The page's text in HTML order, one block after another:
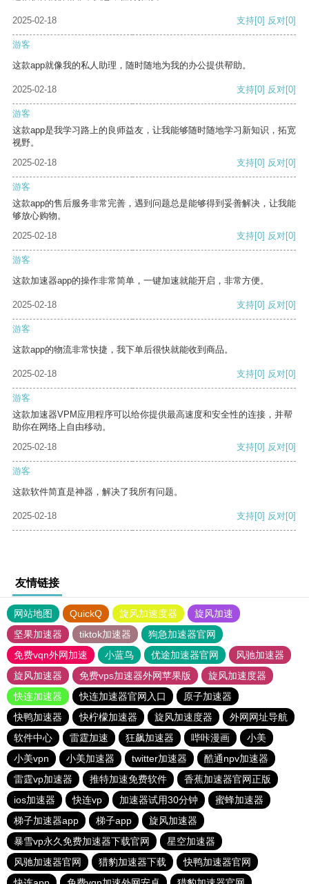
2025-02-18 支持[0] 反对[0]
游客
这款app就像我的私人助理，随时随地为我的办公提供帮助。
2025-02-18 支持[0] 反对[0]
游客
这款app是我学习路上的良师益友，让我能够随时随地学习新知识，拓宽
视野。
2025-02-18
支持[0] 反对[0]
游客
这款app的售后服务非常完善，遇到问题总是能够得到妥善解决，让我能
够放心购物。
2025-02-18
支持[0] 反对[0]
游客
这款加速器app的操作非常简单，一键加速就能开启，非常方便。
2025-02-18 支持[0] 反对[0]
游客
这款app的物流非常快捷，我下单后很快就能收到商品。
2025-02-18 支持[0] 反对[0]
游客
这款加速器VPM应用程序可以给你提供最高速度和安全性的连接，并帮
助你在网络上自由移动。
2025-02-18
支持[0] 反对[0]
游客
这款软件简直是神器，解决了我所有问题。
2025-02-18 支持[0] 反对[0]
友情链接
网站地图 QuickQ 旋风加速度器
旋风加速
坚果加速器
tiktok加速器
狗急加速器官网
免费vqn外网加速
小蓝鸟 优途加速器官网
风驰加速器
旋风加速器
免费vps加速器外网苹果版
旋风加速度器
快连加速器
快连加速器官网入口
原子加速器
快鸭加速器
快柠檬加速器 旋风加速度器
外网网址导航
软件中心
雷霆加速 狂飙加速器 哔咔漫画
小美
小美vpn
小美加速器 twitter加速器
酷通npv加速器
雷霆vp加速器
推特加速免费软件
香蕉加速器官网正版
ios加速器
快连vp 加速器试用30分钟
蜜蜂加速器
梯子加速器app
梯子app
旋风加速器
暴雪vp永久免费加速器下载官网
星空加速器
风驰加速器官网
猎豹加速器下载
快鸭加速器官网